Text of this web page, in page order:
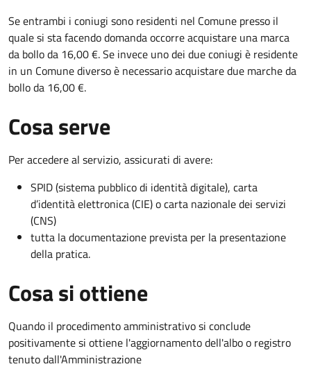
Se entrambi i coniugi sono residenti nel Comune presso il
quale si sta facendo domanda occorre acquistare una marca
da bollo da 16,00 €. Se invece uno dei due coniugi è residente
in un Comune diverso è necessario acquistare due marche da
bollo da 16,00 €.
Cosa serve
Per accedere al servizio, assicurati di avere:
SPID (sistema pubblico di identità digitale), carta
d’identità elettronica (CIE) o carta nazionale dei servizi
(CNS)
tutta la documentazione prevista per la presentazione
della pratica.
Cosa si ottiene
Quando il procedimento amministrativo si conclude
positivamente si ottiene l'aggiornamento dell'albo o registro
tenuto dall'Amministrazione